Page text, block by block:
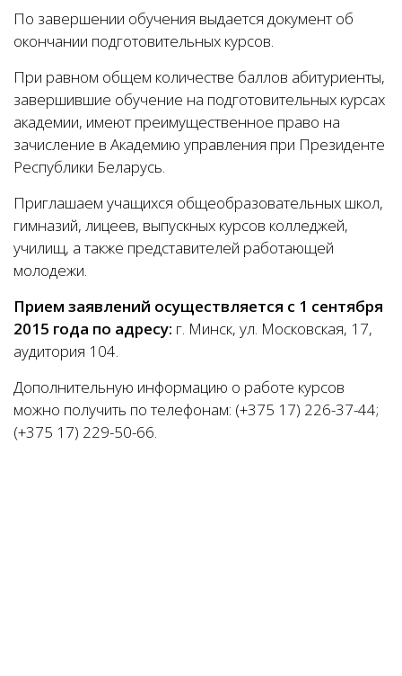
По завершении обучения выдается документ об
окончании подготовительных курсов.
При равном общем количестве баллов абитуриенты,
завершившие обучение на подготовительных курсах
академии, имеют преимущественное право на
зачисление в Академию управления при Президенте
Республики Беларусь.
Приглашаем учащихся общеобразовательных школ,
гимназий, лицеев, выпускных курсов колледжей,
училищ, а также представителей работающей
молодежи.
Прием заявлений осуществляется с 1 сентября
2015 года по адресу: г. Минск, ул. Московская, 17,
аудитория 104.
Дополнительную информацию о работе курсов
можно получить по телефонам: (+375 17) 226-37-44;
(+375 17) 229-50-66.